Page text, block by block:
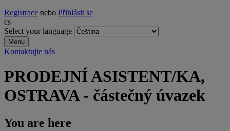
Registrace nebo Přihlásit se
cs
Select your language
Menu
Kontaktujte nás
PRODEJNÍ ASISTENT/KA,
OSTRAVA - částečný úvazek
You are here